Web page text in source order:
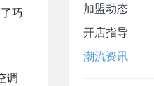
巧
调
加盟动态
开店指导
潮流资讯